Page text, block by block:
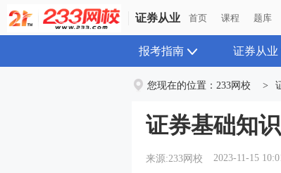
证券从业 首页 课程 题库
报考指南 证券从业
您现在的位置： 233网校 >
证券基础知
来源:233网校 2023-11-15